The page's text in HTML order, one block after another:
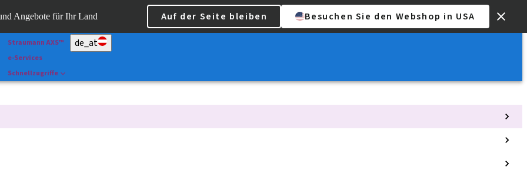
Angebote für Ihr Land Auf der Seite bleiben Besuchen Sie den Webshop in USA
Scan&Shape
Straumann AXS™
e-Services
Schnellzugriffe
de_at